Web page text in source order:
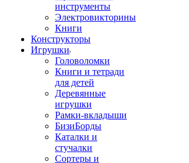
инструменты
Электровикторины
Книги
Конструкторы
Игрушки
Головоломки
Книги и тетради
для детей
Деревянные
игрушки
Рамки-вкладыши
БизиБорды
Каталки и
стучалки
Сортеры и